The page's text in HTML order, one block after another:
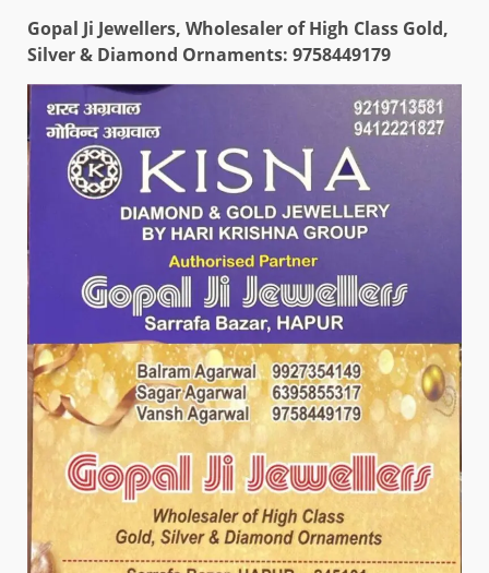
Gopal Ji Jewellers, Wholesaler of High Class Gold,
Silver & Diamond Ornaments: 9758449179